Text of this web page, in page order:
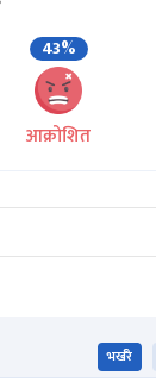
43%
आक्रोशित
भर्खरै